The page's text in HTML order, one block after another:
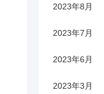
2023年8月
2023年7月
2023年6月
2023年3月